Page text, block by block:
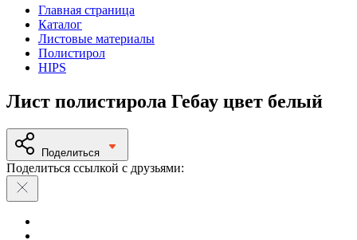
Главная страница
Каталог
Листовые материалы
Полистирол
HIPS
Лист полистирола Гебау цвет белый
Поделиться
Поделиться ссылкой с друзьями: